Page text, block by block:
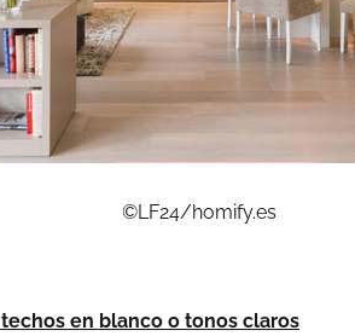
©LF24/homify.es
en blanco o tonos claros